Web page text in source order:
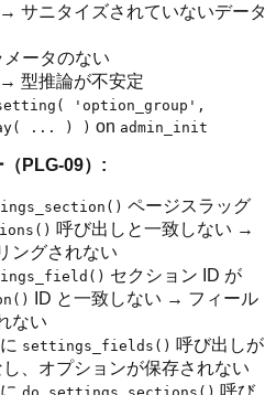
→ サニタイズされていないデータ
メータのない
→ 型推論が不安定
'option_group',
... ) ) on admin_init
PLG-09）:
ページスラッグ
呼び出しと一致しない →
ングされない
セクション ID が
ID と一致しない → フィール
ない
settings_fields() 呼び出しが
、オプションが保存されない